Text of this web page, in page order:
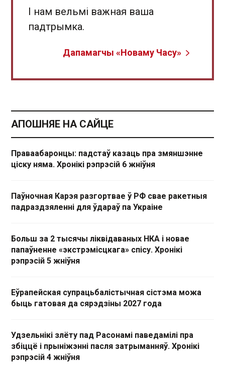
І нам вельмі важная ваша
падтрымка.
Дапамагчы «Новаму Часу»
АПОШНЯЕ НА САЙЦЕ
Праваабаронцы: падстаў казаць пра змяншэнне
ціску няма. Хронікі рэпрэсій 6 жніўня
Паўночная Карэя разгортвае ў РФ свае ракетныя
падраздзяленні для ўдараў па Украіне
Больш за 2 тысячы ліквідаваных НКА і новае
папаўненне «экстрэмісцкага» спісу. Хронікі
рэпрэсій 5 жніўня
Еўрапейская супрацьбалістычная сістэма можа
быць гатовая да сярэдзіны 2027 года
Удзельнікі злёту пад Расонамі паведамілі пра
збіццё і прыніжэнні пасля затрыманняў. Хронікі
рэпрэсій 4 жніўня